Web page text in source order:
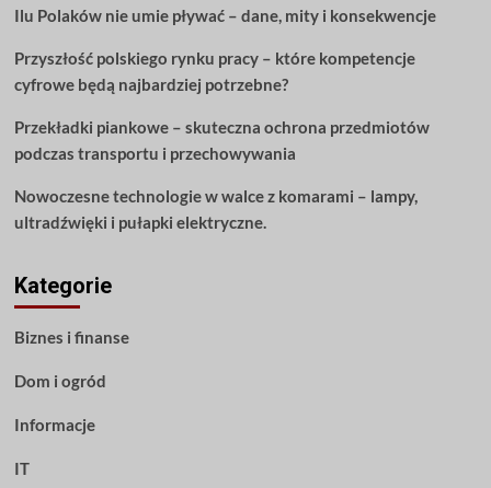
Czytaj
Ilu Polaków nie umie pływać – dane, mity i konsekwencje
Przyszłość polskiego rynku pracy – które kompetencje
cyfrowe będą najbardziej potrzebne?
Przekładki piankowe – skuteczna ochrona przedmiotów
podczas transportu i przechowywania
Nowoczesne technologie w walce z komarami – lampy,
ultradźwięki i pułapki elektryczne.
Kategorie
Biznes i finanse
Dom i ogród
Informacje
IT